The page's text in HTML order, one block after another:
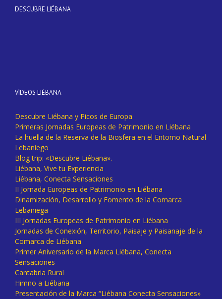
DESCUBRE LIÉBANA
VÍDEOS LIÉBANA
Descubre Liébana y Picos de Europa
Primeras Jornadas Europeas de Patrimonio en Liébana
La huella de la Reserva de la Biosfera en el Entorno Natural
Lebaniego
Blog trip: «Descubre Liébana».
Liébana, Vive tu Experiencia
Liébana, Conecta Sensaciones
II Jornada Europeas de Patrimonio en Liébana
Dinamización, Desarrollo y Fomento de la Comarca
Lebaniega
III Jornadas Europeas de Patrimonio en Liébana
Jornadas de Conexión, Territorio, Paisaje y Paisanaje de la
Comarca de Liébana
Primer Aniversario de la Marca Liébana, Conecta
Sensaciones
Cantabria Rural
Himno a Liébana
Presentación de la Marca “Liébana Conecta Sensaciones»